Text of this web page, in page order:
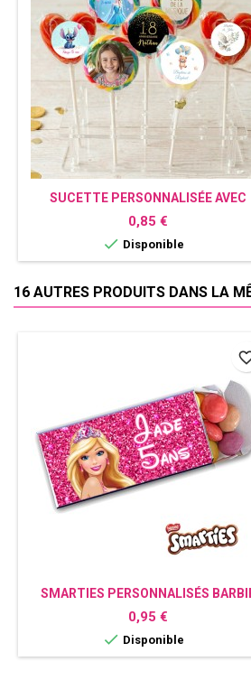
SUCETTE PERSONNALISÉE AVEC
PHOTO - BONBON POUR
MARIAGE & BAPTÊME
Prix
0,85 €
 Disponible
16 AUTRES PRODUITS DANS LA
SMARTIES PERSONNALISÉS
Prix
0,95 €
 Disponible